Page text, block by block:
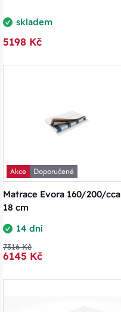
skladem
5198 Kč
Akce
Doporučené
Matrace Evora 160/200/cca
18 cm
14 dní
7316 Kč
6145 Kč